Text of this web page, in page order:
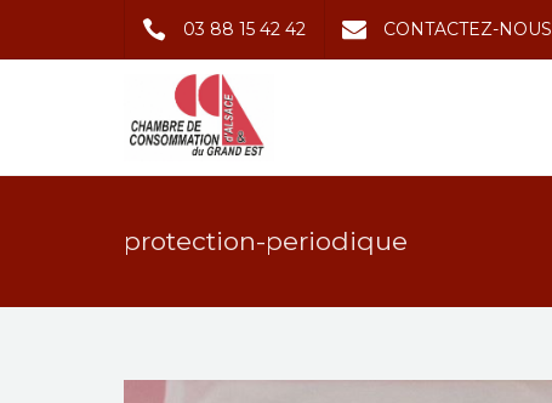
03 88 15 42 42 CONTACTEZ-NOUS
protection-periodique